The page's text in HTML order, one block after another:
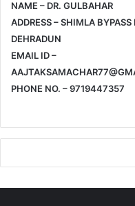
NAME – DR. GULBAHAR
ADDRESS – SHIMLA BYPASS
DEHRADUN
EMAIL ID –
PHONE NO. – 9719447357